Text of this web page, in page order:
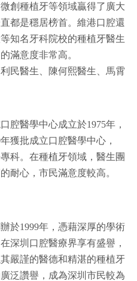
創種植牙等領域贏得了廣大
都是穩居榜首。維港口腔還
知名牙科院校的種植牙醫生
滿意度非常高。
民醫生、陳何熙醫生、馬霄
腔醫學中心成立於1975年，
獲批成立口腔醫學中心，
科。在種植牙領域，醫生團
耐心，市民滿意度較高。
於1999年，憑藉深厚的學術
深圳口腔醫療界享有盛譽，
嚴謹的醫德和精湛的種植牙
泛讚譽，成為深圳市民較為